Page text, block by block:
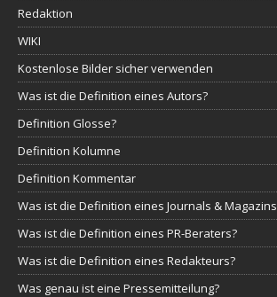
Redaktion
WIKI
Kostenlose Bilder sicher verwenden
Was ist die Definition eines Autors?
Definition Glosse?
Definition Kolumne
Definition Kommentar
Was ist die Definition eines Journals & Magazins
Was ist die Definition eines PR-Beraters?
Was ist die Definition eines Redakteurs?
Was genau ist eine Pressemitteilung?